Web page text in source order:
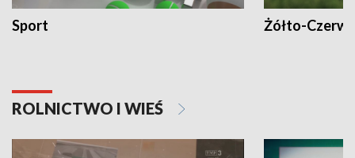
Sport Żółto-
ROLNICTWO I WIEŚ